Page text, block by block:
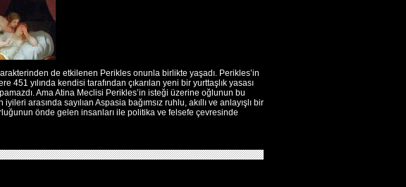
de etkilenen Perikles onunla birlikte yaşadı. Perikles’in
yılında kendisi tarafından çıkarılan yeni bir yurttaşlık yasası
Ama Atina Meclisi Perikles’in isteği üzerine oğlunun bu
arasında sayılıan Aspasia bağımsız ruhlu, akıllı ve anlayışlı bir
önde gelen insanları ile politika ve felsefe çevresinde